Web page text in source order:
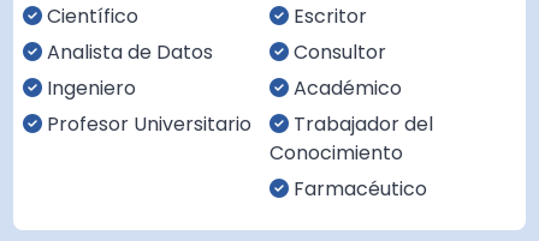
Científico
Analista de Datos
Ingeniero
Profesor Universitario
Escritor
Consultor
Académico
Trabajador del
Conocimiento
Farmacéutico